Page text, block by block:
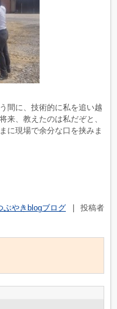
間に、技術的に私を追い越
来、教えたのは私だぞと、
に現場で余分な口を挟みま
ぶやきblogブログ
投稿者